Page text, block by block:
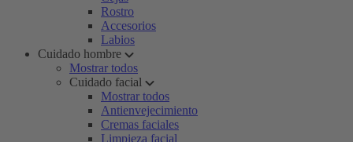
Rostro
Accesorios
Labios
Cuidado hombre
Mostrar todos
Cuidado facial
Mostrar todos
Antienvejecimiento
Cremas faciales
Limpieza facial